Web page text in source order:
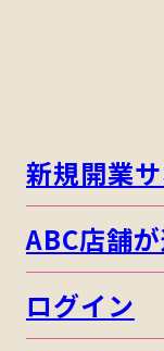
新規開業
ABC店舗
ログイン